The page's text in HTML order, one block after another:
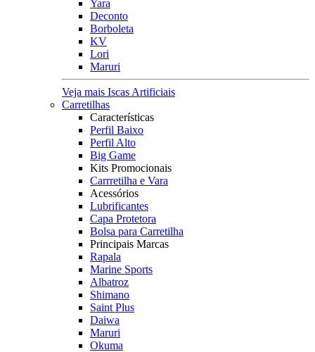
Yara
Deconto
Borboleta
KV
Lori
Maruri
Veja mais Iscas Artificiais
Carretilhas
Características
Perfil Baixo
Perfil Alto
Big Game
Kits Promocionais
Carrretilha e Vara
Acessórios
Lubrificantes
Capa Protetora
Bolsa para Carretilha
Principais Marcas
Rapala
Marine Sports
Albatroz
Shimano
Saint Plus
Daiwa
Maruri
Okuma